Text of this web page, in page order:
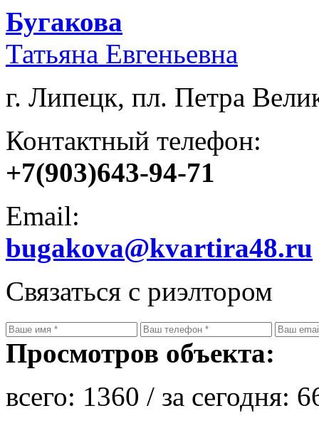
Бугакова
Татьяна Евгеньевна
г. Липецк, пл. Петра
Контактный телефон:
+7(903)643-94-71
Email:
bugakova@kvartira48.ru
Связаться с риэлтором
Просмотров объекта:
всего: 1360 / за сегодня: